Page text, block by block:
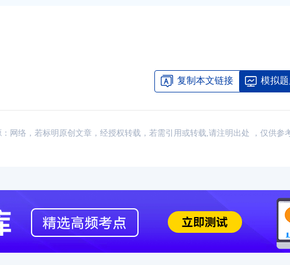
复制本文链接 模拟
网络，若标明原创文章，经授权转载，若需引用或转载,请注明出处 ，仅供参
2024年CFA机考考试地点 2023-11-17
2024年CFA一级
2024年CFA报名时间
CFA金融计算器使